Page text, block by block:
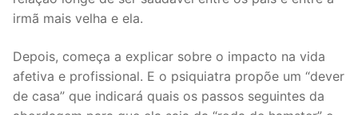
irmã mais velha e ela.
Depois, começa a explicar sobre o impacto na vida
afetiva e profissional. E o psiquiatra propõe um “dever
de casa” que indicará quais os passos seguintes da